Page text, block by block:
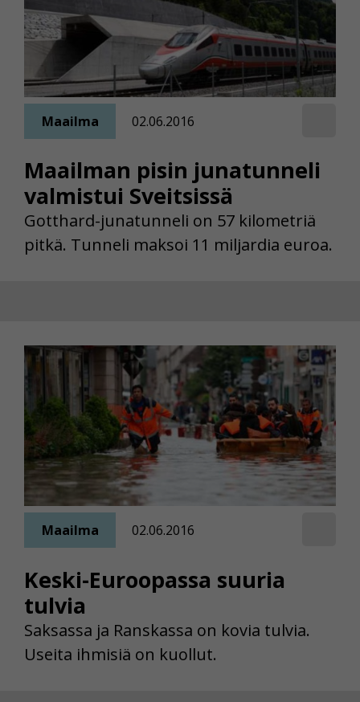
Maailman pisin junatunneli
valmistui Sveitsissä
Maailma 02.06.2016
Gotthard-junatunneli on 57 kilometriä
pitkä. Tunneli maksoi 11 miljardia euroa.
Keski-Euroopassa suuria
tulvia
Maailma 02.06.2016
Saksassa ja Ranskassa on kovia tulvia.
Useita ihmisiä on kuollut.